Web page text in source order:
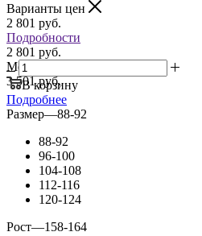
Варианты цен
2 801 руб.
Подробности
2 801 руб.
Мелкий опт:
3 501 руб.
В корзину
Подробнее
Размер—88-92
88-92
96-100
104-108
112-116
120-124
Рост—158-164